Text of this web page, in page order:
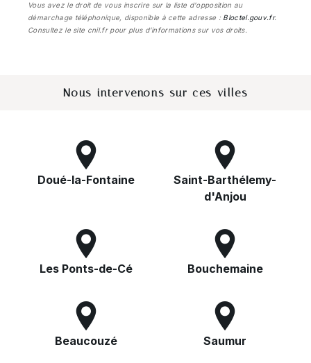
Vous avez le droit de vous inscrire sur la liste d'opposition au
démarchage téléphonique, disponible à cette adresse : Bloctel.gouv.fr.
Consultez le site cnil.fr pour plus d’informations sur vos droits.
Nous intervenons sur ces villes
Doué-la-Fontaine
Saint-Barthélemy-
d'Anjou
Les Ponts-de-Cé Bouchemaine
Beaucouzé Saumur